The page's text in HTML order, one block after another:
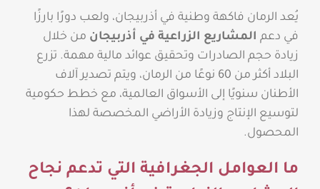
يُعد الرمان فاكهة وطنية في أذربيجان، ولعب دورًا بارزًا
في دعم المشاريع الزراعية في أذربيجان من خلال
زيادة حجم الصادرات وتحقيق عوائد مالية مهمة. تزرع
البلاد أكثر من 60 نوعًا من الرمان، ويتم تصدير آلاف
الأطنان سنويًا إلى الأسواق العالمية، مع خطط حكومية
لتوسيع الإنتاج وزيادة الأراضي المخصصة لهذا
المحصول.
ما العوامل الجغرافية التي تدعم نجاح